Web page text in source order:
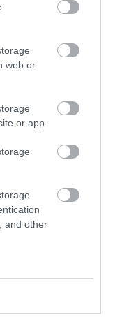
web or
or app.
and other
tartja, hogy valaki
találkozik – derül
írja a
KLÍMANÉPSZAVAZÁS
veszélyhelyzet
KORMÁNY
KÉRDÉSÉT
A Kutyapárt szerint az